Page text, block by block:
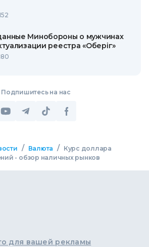
Минобороны о мужчинах
реестра «Оберіг»
Подпишитесь на нас
/ Валюта /
Курс доллара
- обзор наличных рынков
для вашей рекламы